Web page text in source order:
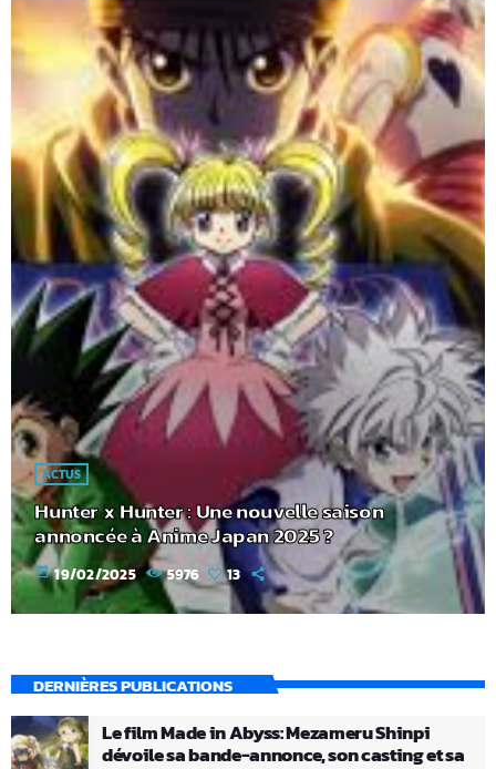
ACTUS
Hunter x Hunter : Une nouvelle saison
annoncée à Anime Japan 2025 ?
today 19/02/2025 5976 13
DERNIÈRES PUBLICATIONS
Le film Made in Abyss: Mezameru Shinpi
dévoile sa bande-annonce, son casting et sa